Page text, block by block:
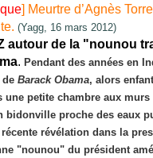
] Meurtre d’Agnès
(Yagg, 16 mars 2012)
autour de la "nounou
. Pendant des années en
de Barack Obama, alors
une petite chambre aux murs
bidonville proche des eaux
révélation dans la
"nounou" du président